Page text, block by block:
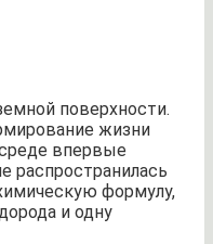
поверхности.
жизни
впервые
распространилась
формулу,
и одну